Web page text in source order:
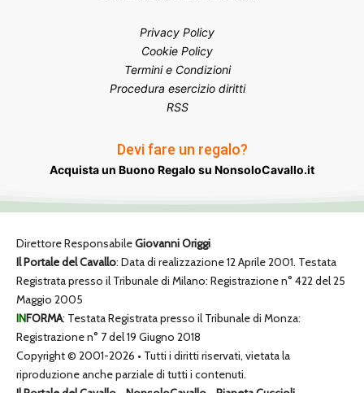
Privacy Policy
Cookie Policy
Termini e Condizioni
Procedura esercizio diritti
RSS
Devi fare un regalo?
Acquista un Buono Regalo su NonsoloCavallo.it
Direttore ResponsabileGiovanni Origgi
Il Portale del Cavallo: Data di realizzazione 12 Aprile 2001. Testata
Registrata presso il Tribunale di Milano: Registrazione n° 422 del 25
Maggio 2005
INFORMA: Testata Registrata presso il Tribunale di Monza:
Registrazione n° 7 del 19 Giugno 2018
Copyright © 2001-2026 • Tutti i diritti riservati, vietata la
riproduzione anche parziale di tutti i contenuti.